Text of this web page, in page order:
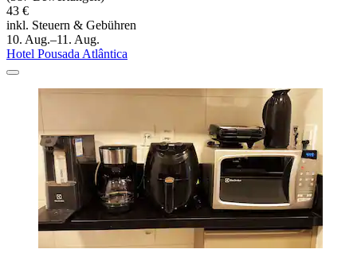
43 €
inkl. Steuern & Gebühren
10. Aug.–11. Aug.
Hotel Pousada Atlântica